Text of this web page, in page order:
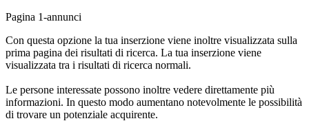
Pagina 1-annunci
Con questa opzione la tua inserzione viene inoltre visualizzata sulla
prima pagina dei risultati di ricerca. La tua inserzione viene
visualizzata tra i risultati di ricerca normali.
Le persone interessate possono inoltre vedere direttamente più
informazioni. In questo modo aumentano notevolmente le possibilità
di trovare un potenziale acquirente.